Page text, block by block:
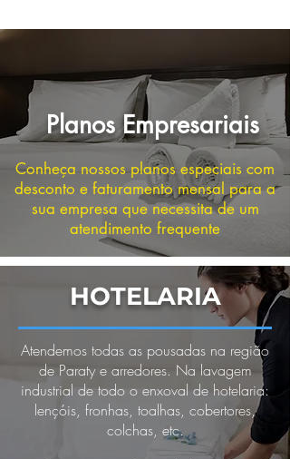
Planos Empresariais
Conheça nossos planos especiais com
desconto e faturamento mensal para a
sua empresa que necessita de um
atendimento frequente
HOTELARIA
Atendemos todas as pousadas na região
de Paraty e arredores. Na lavagem
industrial de todo o enxoval de hotelaria:
lençóis, fronhas, toalhas, cobertores,
colchas, etc.